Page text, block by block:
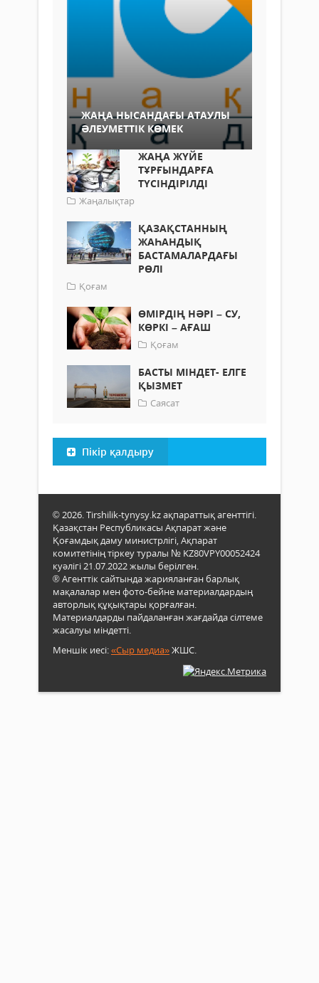
ЖАҢА НЫСАНДАҒЫ АТАУЛЫ
ӘЛЕУМЕТТІК КӨМЕК
ЖАҢА ЖҮЙЕ
ТҰРҒЫНДАРҒА
ТҮСІНДІРІЛДІ
Жаңалықтар
ҚАЗАҚСТАННЫҢ
ЖАҺАНДЫҚ
БАСТАМАЛАРДАҒЫ
РӨЛІ
Қоғам
ӨМІРДІҢ НӘРІ – СУ,
КӨРКІ – АҒАШ
Қоғам
БАСТЫ МІНДЕТ- ЕЛГЕ
ҚЫЗМЕТ
Саясат
Пікір қалдыру
© 2026. Tirshilik-tynysy.kz ақпараттық агенттігі.
Қазақстан Республикасы Ақпарат және
Қоғамдық даму министрлігі, Ақпарат
комитетінің тіркеу туралы № KZ80VPY00052424
куәлігі 21.07.2022 жылы берілген.
® Агенттік сайтында жарияланған барлық
мақалалар мен фото-бейне материалдардың
авторлық құқықтары қорғалған.
Материалдарды пайдаланған жағдайда сілтеме
жасалуы міндетті.
Меншік иесі:«Сыр медиа»ЖШС.